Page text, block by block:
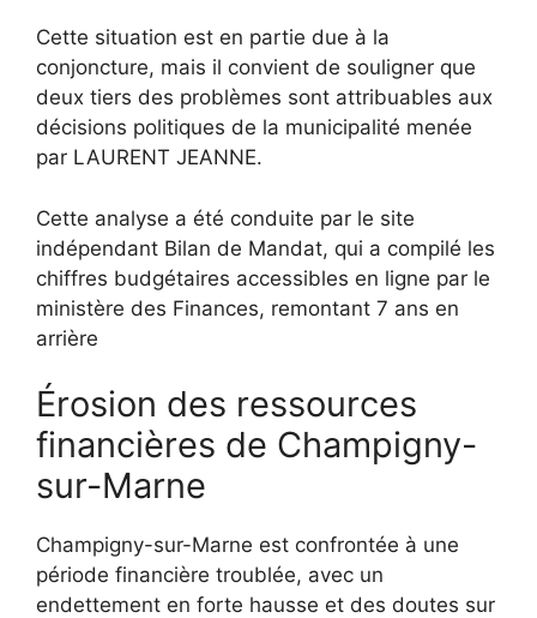
Cette situation est en partie due à la
conjoncture, mais il convient de souligner que
deux tiers des problèmes sont attribuables aux
décisions politiques de la municipalité menée
par LAURENT JEANNE.
Cette analyse a été conduite par le site
indépendant Bilan de Mandat, qui a compilé les
chiffres budgétaires accessibles en ligne par le
ministère des Finances, remontant 7 ans en
arrière
Érosion des ressources
financières de Champigny-
sur-Marne
Champigny-sur-Marne est confrontée à une
période financière troublée, avec un
endettement en forte hausse et des doutes sur